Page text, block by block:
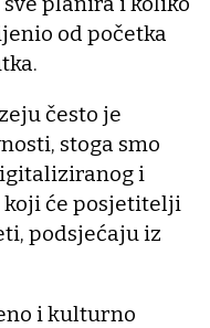
od početka
često je
stoga smo
i
će posjetitelji
podsjećaju iz
i kulturno